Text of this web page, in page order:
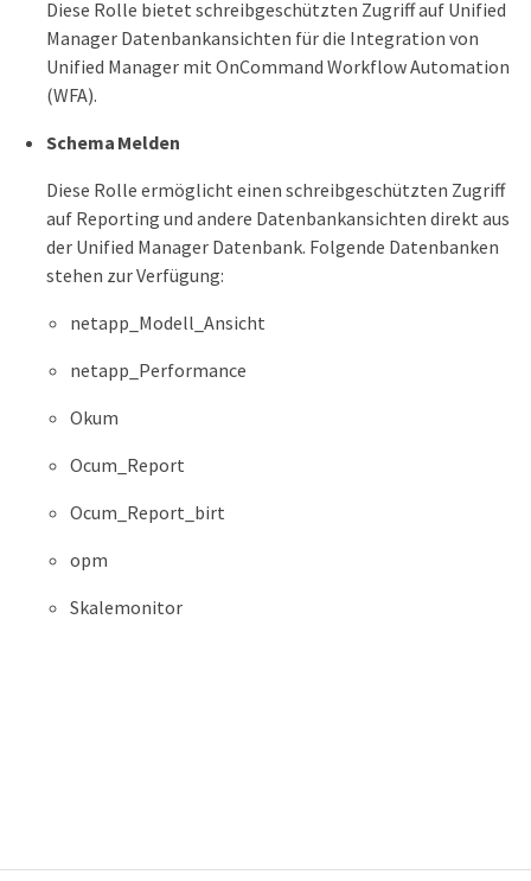
Diese Rolle bietet schreibgeschützten Zugriff auf Unified
Manager Datenbankansichten für die Integration von
Unified Manager mit OnCommand Workflow Automation
(WFA).
Schema Melden
Diese Rolle ermöglicht einen schreibgeschützten Zugriff
auf Reporting und andere Datenbankansichten direkt aus
der Unified Manager Datenbank. Folgende Datenbanken
stehen zur Verfügung:
netapp_Modell_Ansicht
netapp_Performance
Okum
Ocum_Report
Ocum_Report_birt
opm
Skalemonitor